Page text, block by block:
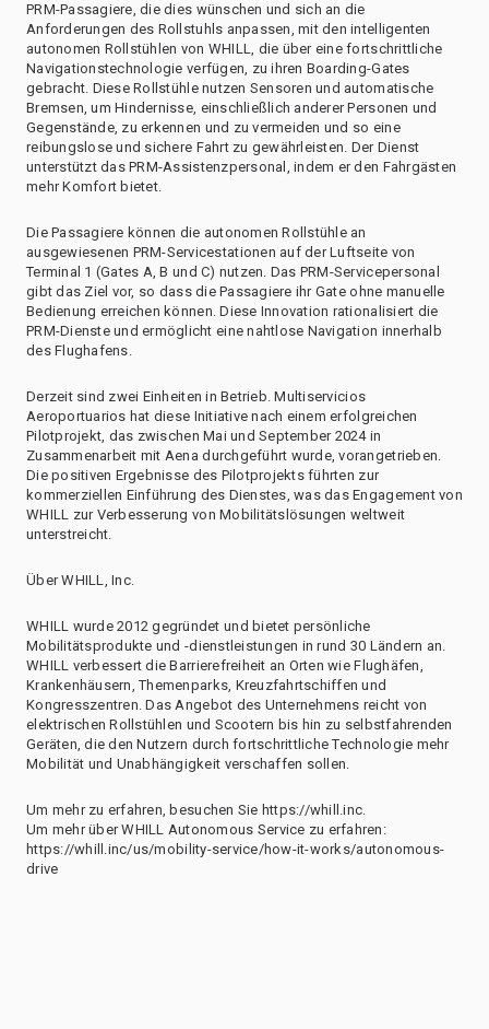
PRM-Passagiere, die dies wünschen und sich an die
Anforderungen des Rollstuhls anpassen, mit den intelligenten
autonomen Rollstühlen von WHILL, die über eine fortschrittliche
Navigationstechnologie verfügen, zu ihren Boarding-Gates
gebracht. Diese Rollstühle nutzen Sensoren und automatische
Bremsen, um Hindernisse, einschließlich anderer Personen und
Gegenstände, zu erkennen und zu vermeiden und so eine
reibungslose und sichere Fahrt zu gewährleisten. Der Dienst
unterstützt das PRM-Assistenzpersonal, indem er den Fahrgästen
mehr Komfort bietet.
Die Passagiere können die autonomen Rollstühle an
ausgewiesenen PRM-Servicestationen auf der Luftseite von
Terminal 1 (Gates A, B und C) nutzen. Das PRM-Servicepersonal
gibt das Ziel vor, so dass die Passagiere ihr Gate ohne manuelle
Bedienung erreichen können. Diese Innovation rationalisiert die
PRM-Dienste und ermöglicht eine nahtlose Navigation innerhalb
des Flughafens.
Derzeit sind zwei Einheiten in Betrieb. Multiservicios
Aeroportuarios hat diese Initiative nach einem erfolgreichen
Pilotprojekt, das zwischen Mai und September 2024 in
Zusammenarbeit mit Aena durchgeführt wurde, vorangetrieben.
Die positiven Ergebnisse des Pilotprojekts führten zur
kommerziellen Einführung des Dienstes, was das Engagement von
WHILL zur Verbesserung von Mobilitätslösungen weltweit
unterstreicht.
Über WHILL, Inc.
WHILL wurde 2012 gegründet und bietet persönliche
Mobilitätsprodukte und -dienstleistungen in rund 30 Ländern an.
WHILL verbessert die Barrierefreiheit an Orten wie Flughäfen,
Krankenhäusern, Themenparks, Kreuzfahrtschiffen und
Kongresszentren. Das Angebot des Unternehmens reicht von
elektrischen Rollstühlen und Scootern bis hin zu selbstfahrenden
Geräten, die den Nutzern durch fortschrittliche Technologie mehr
Mobilität und Unabhängigkeit verschaffen sollen.
Um mehr zu erfahren, besuchen Sie https://whill.inc.
Um mehr über WHILL Autonomous Service zu erfahren:
https://whill.inc/us/mobility-service/how-it-works/autonomous-
drive